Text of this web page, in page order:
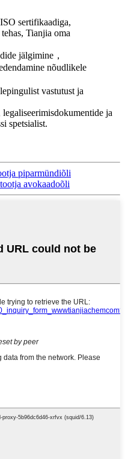
sertifikaadiga,
Tianjia oma
jälgimine，
nõudlikele
vastutust ja
ja
spetsialist.
piparmündiõli
avokaadoõli